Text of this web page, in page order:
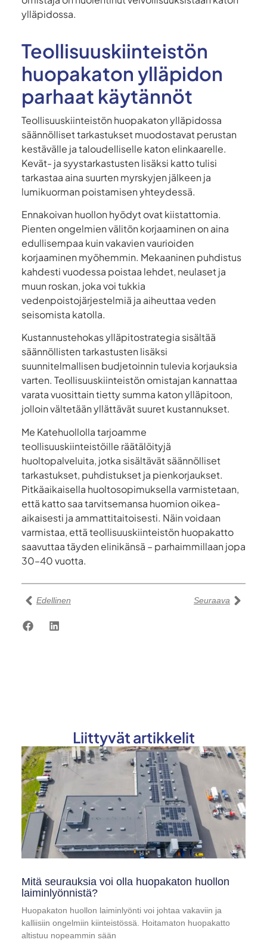
ylläpidossa.
Teollisuuskiinteistön
huopakaton ylläpidon
parhaat käytännöt
Teollisuuskiinteistön huopakaton ylläpidossa
säännölliset tarkastukset muodostavat perustan
kestävälle ja taloudelliselle katon elinkaarelle.
Kevät- ja syystarkastusten lisäksi katto tulisi
tarkastaa aina suurten myrskyjen jälkeen ja
lumikuorman poistamisen yhteydessä.
Ennakoivan huollon hyödyt ovat kiistattomia.
Pienten ongelmien välitön korjaaminen on aina
edullisempaa kuin vakavien vaurioiden
korjaaminen myöhemmin. Mekaaninen puhdistus
kahdesti vuodessa poistaa lehdet, neulaset ja
muun roskan, joka voi tukkia
vedenpoistojärjestelmiä ja aiheuttaa veden
seisomista katolla.
Kustannustehokas ylläpitostrategia sisältää
säännöllisten tarkastusten lisäksi
suunnitelmallisen budjetoinnin tulevia korjauksia
varten. Teollisuuskiinteistön omistajan kannattaa
varata vuosittain tietty summa katon ylläpitoon,
jolloin vältetään yllättävät suuret kustannukset.
Me Katehuollolla tarjoamme
teollisuuskiinteistöille räätälöityjä
huoltopalveluita, jotka sisältävät säännölliset
tarkastukset, puhdistukset ja pienkorjaukset.
Pitkäaikaisella huoltosopimuksella varmistetaan,
että katto saa tarvitsemansa huomion oikea-
aikaisesti ja ammattitaitoisesti. Näin voidaan
varmistaa, että teollisuuskiinteistön huopakatto
saavuttaa täyden elinikänsä – parhaimmillaan jopa
30–40 vuotta.
Edellinen Seuraava
Liittyvät artikkelit
Mitä seurauksia voi olla huopakaton huollon
laiminlyönnistä?
Huopakaton huollon laiminlyönti voi johtaa vakaviin ja
kalliisiin ongelmiin kiinteistössä. Hoitamaton huopakatto
altistuu nopeammin sään